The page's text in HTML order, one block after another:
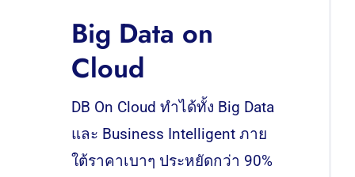
Big Data on
Cloud
DB On Cloud ทำได้ทั้ง Big Data
และ Business Intelligent ภาย
ใต้ราคาเบาๆ ประหยัดกว่า 90%